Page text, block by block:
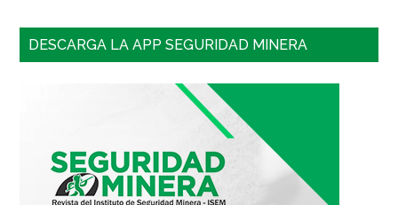
DESCARGA LA APP SEGURIDAD MINERA